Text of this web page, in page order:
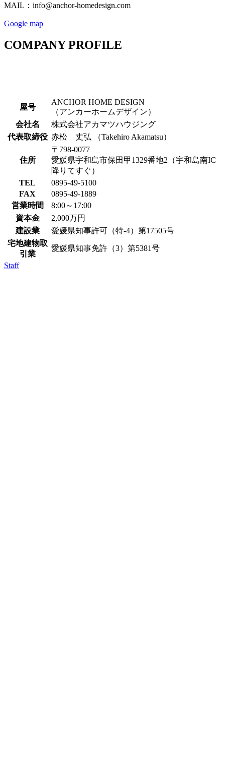
MAIL：info@anchor-homedesign.com
Google map
COMPANY PROFILE
屋号
ANCHOR HOME DESIGN
（アンカーホームデザイン）
会社名
株式会社アカマツハウジング
代表取締役 赤松 丈弘 （Takehiro Akamatsu）
住所
〒798-0077
愛媛県宇和島市保田甲1329番地2（宇和島南IC
降りてすぐ）
TEL
0895-49-5100
FAX
0895-49-1889
営業時間
8:00～17:00
資本金
2,000万円
建設業
愛媛県知事許可（特-4）第17505号
宅地建物取
引業
愛媛県知事免許（3）第5381号
Staff